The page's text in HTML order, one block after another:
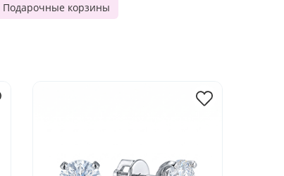
Подарочные корзины